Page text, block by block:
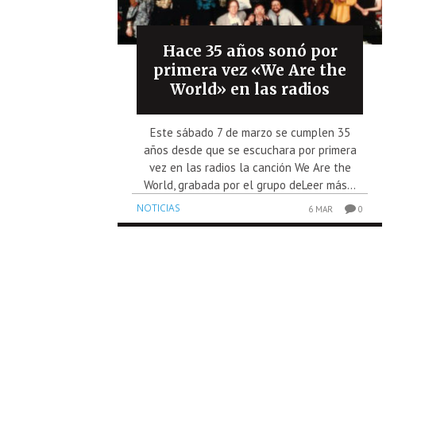
Hace 35 años sonó por
primera vez «We Are the
World» en las radios
Este sábado 7 de marzo se cumplen 35
años desde que se escuchara por primera
vez en las radios la canción We Are the
World, grabada por el grupo deLeer más...
NOTICIAS 6 MAR 0